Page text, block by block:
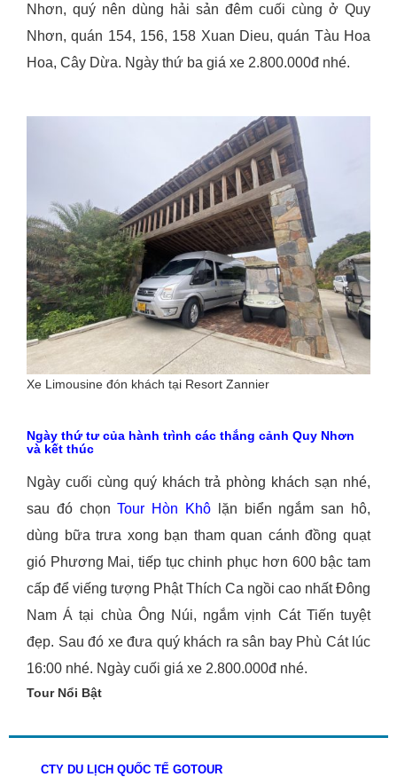
Nhơn, quý nên dùng hải sản đêm cuối cùng ở Quy
Nhơn, quán 154, 156, 158 Xuan Dieu, quán Tàu Hoa
Hoa, Cây Dừa. Ngày thứ ba giá xe 2.800.000đ nhé.
Xe Limousine đón khách tại Resort Zannier
Ngày thứ tư của hành trình các thắng cảnh Quy Nhơn
và kết thúc
Ngày cuối cùng quý khách trả phòng khách sạn nhé,
sau đó chọnTour Hòn Khô lặn biển ngắm san hô,
dùng bữa trưa xong bạn tham quan cánh đồng quạt
gió Phương Mai, tiếp tục chinh phục hơn 600 bậc tam
cấp để viếng tượng Phật Thích Ca ngồi cao nhất Đông
Nam Á tại chùa Ông Núi, ngắm vịnh Cát Tiến tuyệt
đẹp. Sau đó xe đưa quý khách ra sân bay Phù Cát lúc
16:00 nhé. Ngày cuối giá xe 2.800.000đ nhé.
Tour Nổi Bật
CTY DU LỊCH QUỐC TẾ GOTOUR